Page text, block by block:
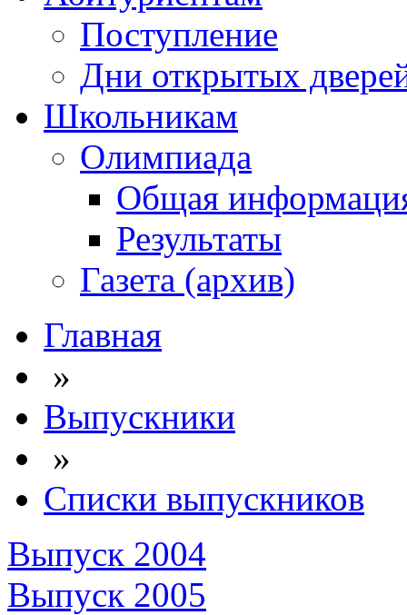
Поступление
Дни открытых
Школьникам
Олимпиада
Общая
Результаты
Газета (архив)
Главная
»
Выпускники
»
Списки выпускников
Выпуск 2004
Выпуск 2005